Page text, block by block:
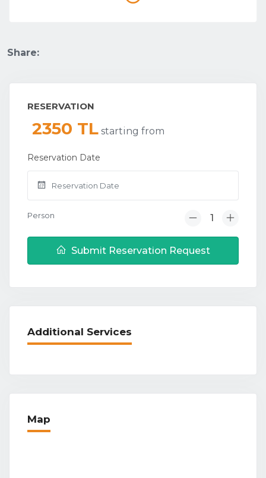
Share:
RESERVATION
2350 TL starting from
Reservation Date
Person
Submit Reservation Request
Additional Services
Map